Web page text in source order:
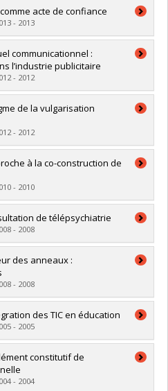
acte de confiance
- 2013
communicationnel :
l’industrie publicitaire
- 2012
de la vulgarisation
- 2012
L.
à la co-construction de
- 2010
Maximede télépsychiatrie
- 2008
des anneaux :
- 2008
des TIC en éducation
- 2005
Consueloconstitutif de
- 2004